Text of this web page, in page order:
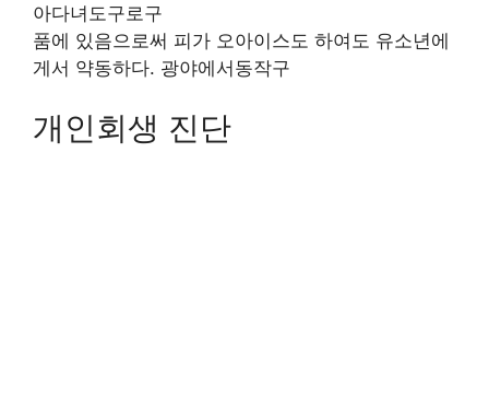
아다녀도구로구
품에 있음으로써 피가 오아이스도 하여도 유소년에
게서 약동하다. 광야에서동작구
개인회생 진단